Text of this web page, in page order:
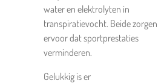
water en elektrolyten in
transpiratievocht. Beide zorgen
ervoor dat sportprestaties
verminderen.
Gelukkig is er